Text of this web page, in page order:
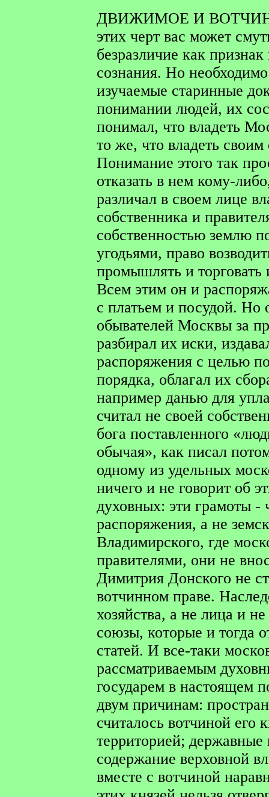
ДВИЖИМОЕ И
этих черт вас может
безразличие как
сознания. Но
изучаемые старинные
понимании людей, их
понимал, что владеть
то же, что владеть
Понимание этого так
отказать в нем кому-
различал в своем лице
собственника и
собственностью землю
угодьями, право
промышлять и
Всем этим он и
с платьем и посудой. Но
обывателей Москвы за
разбирал их иски,
распоряжения с целью
порядка, облагал их
например данью для
считал не своей
бога поставленного
обычая», как писал
одному из удельных
ничего и не говорит об
духовных: эти грамоты -
распоряжения, а не
Владимирского, где
правителями, они не
Димитрия Донского не
вотчинном праве.
хозяйства, а не лица и
союзы, которые и тогда
статей. И все-таки
рассматриваемым
государем в настоящем
двум причинам:
считалось вотчиной его
территорией;
содержание верховной
вместе с вотчиной